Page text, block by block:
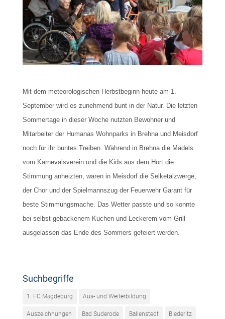
Mit dem meteorologischen Herbstbeginn heute am 1.
September wird es zunehmend bunt in der Natur. Die letzten
Sommertage in dieser Woche nutzten Bewohner und
Mitarbeiter der Humanas Wohnparks in Brehna und Meisdorf
noch für ihr buntes Treiben. Während in Brehna die Mädels
vom Karnevalsverein und die Kids aus dem Hort die
Stimmung anheizten, waren in Meisdorf die Selketalzwerge,
der Chor und der Spielmannszug der Feuerwehr Garant für
beste Stimmungsmache. Das Wetter passte und so konnte
bei selbst gebackenem Kuchen und Leckerem vom Grill
ausgelassen das Ende des Sommers gefeiert werden.
Suchbegriffe
1. FC Magdeburg Aus- und Weiterbildung
Auszeichnungen Bad Suderode Ballenstedt Biederitz